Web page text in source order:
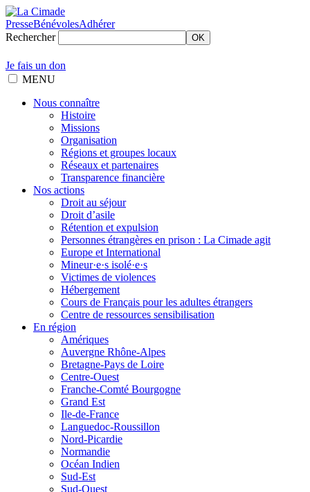
PresseBénévolesAdhérer
Rechercher
OK
Je fais un don
MENU
Nous connaître
Histoire
Missions
Organisation
Régions et groupes locaux
Réseaux et partenaires
Transparence financière
Nos actions
Droit au séjour
Droit d’asile
Rétention et expulsion
Personnes étrangères en prison : La Cimade agit
Europe et International
Mineur·e·s isolé·e·s
Victimes de violences
Hébergement
Cours de Français pour les adultes étrangers
Centre de ressources sensibilisation
En région
Amériques
Auvergne Rhône-Alpes
Bretagne-Pays de Loire
Centre-Ouest
Franche-Comté Bourgogne
Grand Est
Ile-de-France
Languedoc-Roussillon
Nord-Picardie
Normandie
Océan Indien
Sud-Est
Sud-Ouest